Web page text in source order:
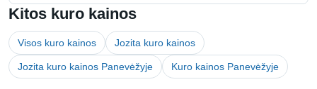
Kitos kuro kainos
Visos kuro kainos Jozita kuro kainos
Jozita kuro kainos Panevėžyje Kuro kainos Panevėžyje